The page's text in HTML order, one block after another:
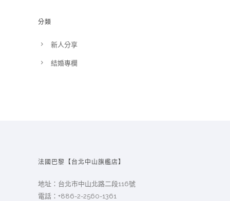
分類
新人分享
結婚專欄
法國巴黎【台北中山旗艦店】
地址：台北市中山北路二段116號
電話： +886-2-2560-1361